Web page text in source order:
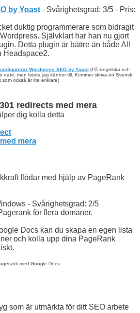
by Yoast - Svårighetsgrad: 3/5 - Pris:
duktig programmerare som bidragit
Självklart har han nu gjort
Detta plugin är bättre än både All
Headspace2.
Wordpress SEO by Yoast(På Engelska och
date, men bästa jag känner till. Kommer skriva en Svensk
som också är lite enklare)
redirects med mera
dig kolla detta
mera
flödar med hjälp av PageRank
- Svårighetsgrad: 2/5
för flera domäner.
Docs kan du skapa en egen lista
och kolla upp dina PageRank
med Google Docs
som är utmärkta för ditt SEO arbete